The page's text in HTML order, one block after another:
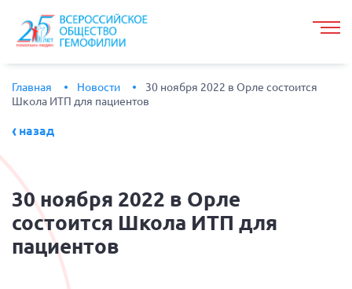
Главная Новости
30 ноября 2022 в Орле состоится
Школа ИТП для пациентов
назад
30 ноября 2022 в Орле
состоится Школа ИТП для
пациентов